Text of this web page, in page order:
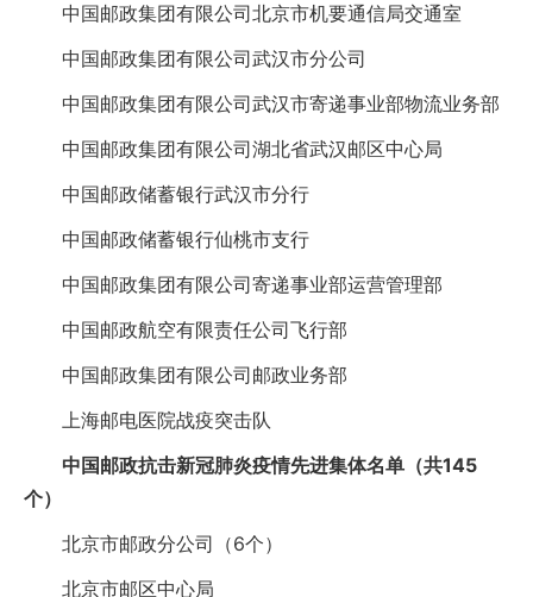
中国邮政集团有限公司北京市机要通信局交通室
中国邮政集团有限公司武汉市分公司
中国邮政集团有限公司武汉市寄递事业部物流业务部
中国邮政集团有限公司湖北省武汉邮区中心局
中国邮政储蓄银行武汉市分行
中国邮政储蓄银行仙桃市支行
中国邮政集团有限公司寄递事业部运营管理部
中国邮政航空有限责任公司飞行部
中国邮政集团有限公司邮政业务部
上海邮电医院战疫突击队
中国邮政抗击新冠肺炎疫情先进集体名单（共145
个）
北京市邮政分公司（6个）
北京市邮区中心局